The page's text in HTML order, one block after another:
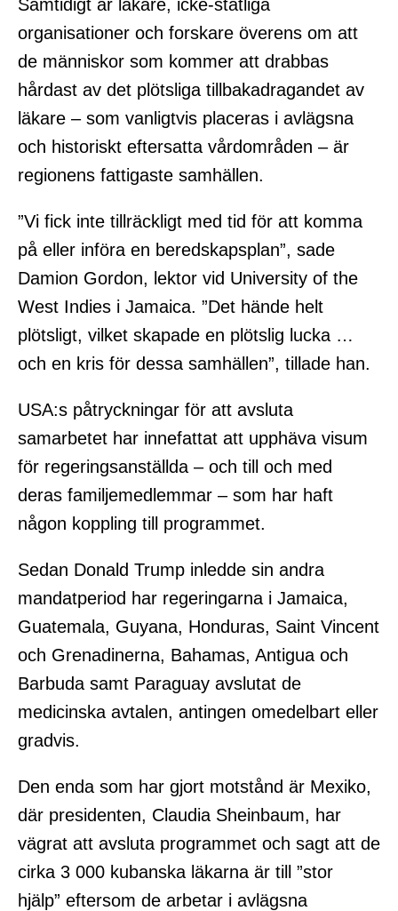
Samtidigt är läkare, icke-statliga
organisationer och forskare överens om att
de människor som kommer att drabbas
hårdast av det plötsliga tillbakadragandet av
läkare – som vanligtvis placeras i avlägsna
och historiskt eftersatta vårdområden – är
regionens fattigaste samhällen.
”Vi fick inte tillräckligt med tid för att komma
på eller införa en beredskapsplan”, sade
Damion Gordon, lektor vid University of the
West Indies i Jamaica. ”Det hände helt
plötsligt, vilket skapade en plötslig lucka …
och en kris för dessa samhällen”, tillade han.
USA:s påtryckningar för att avsluta
samarbetet har innefattat att upphäva visum
för regeringsanställda – och till och med
deras familjemedlemmar – som har haft
någon koppling till programmet.
Sedan Donald Trump inledde sin andra
mandatperiod har regeringarna i Jamaica,
Guatemala, Guyana, Honduras, Saint Vincent
och Grenadinerna, Bahamas, Antigua och
Barbuda samt Paraguay avslutat de
medicinska avtalen, antingen omedelbart eller
gradvis.
Den enda som har gjort motstånd är Mexiko,
där presidenten, Claudia Sheinbaum, har
vägrat att avsluta programmet och sagt att de
cirka 3 000 kubanska läkarna är till ”stor
hjälp” eftersom de arbetar i avlägsna